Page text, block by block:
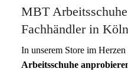
MBT
Fachhändler in Köln
In unserem Store im
Arbeitsschuhe